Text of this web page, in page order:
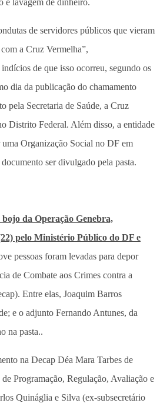
de servidores públicos que vieram
a Cruz Vermelha”,
de que isso ocorreu, segundo os
dia da publicação do chamamento
pela Secretaria de Saúde, a Cruz
Distrito Federal. Além disso, a entidade
Organização Social no DF em
ser divulgado pela pasta.
bojo da Operação Genebra,
pelo Ministério Público do DF e
pessoas foram levadas para depor
de Combate aos Crimes contra a
Entre elas, Joaquim Barros
e o adjunto Fernando Antunes, da
na pasta..
na Decap Déa Mara Tarbes de
Programação, Regulação, Avaliação e
Quináglia e Silva (ex-subsecretário